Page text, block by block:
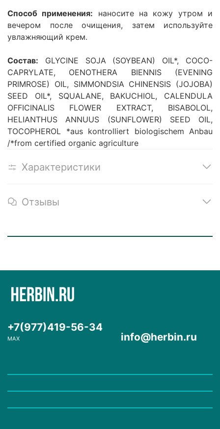
Способ применения:
наносите на кожу утром и
вечером после очищения, затем используйте
увлажняющий крем.
Состав: GLYCINE SOJA (SOYBEAN) OIL*, COCO-
CAPRYLATE, OENOTHERA BIENNIS (EVENING
PRIMROSE) OIL, SIMMONDSIA CHINENSIS (JOJOBA)
SEED OIL*, SQUALANE, BAKUCHIOL, CALENDULA
OFFICINALIS FLOWER EXTRACT, BISABOLOL,
HELIANTHUS ANNUUS (SUNFLOWER) SEED OIL,
TOCOPHEROL *aus kontrolliert biologischem Anbau
/*from certified organic agriculture
Характеристики
Отзывы
+7(977)419-56-34
MAX info@herbin.ru